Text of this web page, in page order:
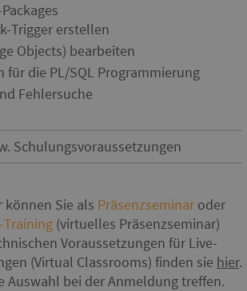
Trigger erstellen
Objects) bearbeiten
für die PL/SQL Programmierung
Fehlersuche
Schulungsvoraussetzungen
können Sie als Präsenzseminar oder
(virtuelles Präsenzseminar)
Voraussetzungen für Live-
(Virtual Classrooms) finden sie hier.
Auswahl bei der Anmeldung treffen.